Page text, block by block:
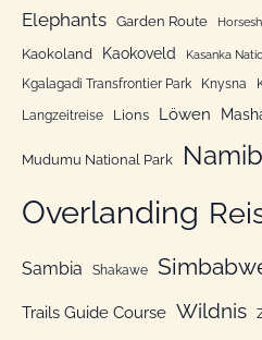
n
Elephants Garden Route
Kaokoland Kaokoveld Kasanka
Kgalagadi Transfrontier Park Knysna
Langzeitreise Lions Löwen
Mudumu National Park
Overlanding
Sambia Shakawe
Trails Guide Course Wildnis